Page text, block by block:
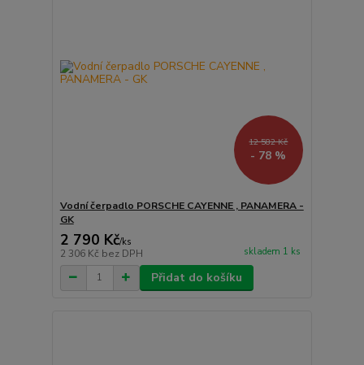
12 582 Kč
- 78 %
Vodní čerpadlo PORSCHE CAYENNE , PANAMERA -
GK
2 790 Kč/ks
2 306 Kč bez DPH skladem 1 ks
Přidat do košíku